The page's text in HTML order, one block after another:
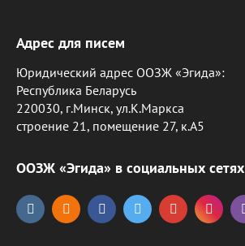
Адрес для писем
Юридический адрес ООЗЖ «Эгида»:
Республика Беларусь
220030, г.Минск, ул.К.Маркса
строение 21, помещение 27, к.А5
ООЗЖ «Эгида» в социальных сетях